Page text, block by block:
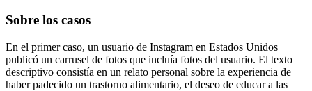
Sobre los casos
En el primer caso, un usuario de Instagram en Estados Unidos
publicó un carrusel de fotos que incluía fotos del usuario. El texto
descriptivo consistía en un relato personal sobre la experiencia de
haber padecido un trastorno alimentario, el deseo de educar a las